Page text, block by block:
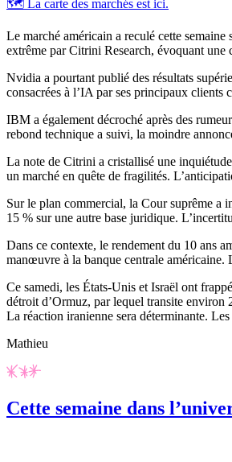
🗺️ La carte des marchés est ici.
Le marché américain a reculé cette
extrême par Citrini Research, évoquant une
Nvidia a pourtant publié des résultats
consacrées à l’IA par ses principaux
IBM a également décroché après des
rebond technique a suivi, la moindre
La note de Citrini a cristallisé une
un marché en quête de fragilités.
Sur le plan commercial, la Cour suprême a
15 % sur une autre base juridique.
Dans ce contexte, le rendement du 10 ans
manœuvre à la banque centrale américaine.
Ce samedi, les États-Unis et Israël ont
détroit d’Ormuz, par lequel transite environ
La réaction iranienne sera déterminante.
Mathieu
Cette semaine dans